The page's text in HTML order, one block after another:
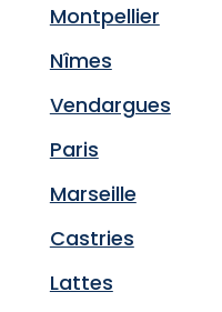
Montpellier
Nîmes
Vendargues
Paris
Marseille
Castries
Lattes